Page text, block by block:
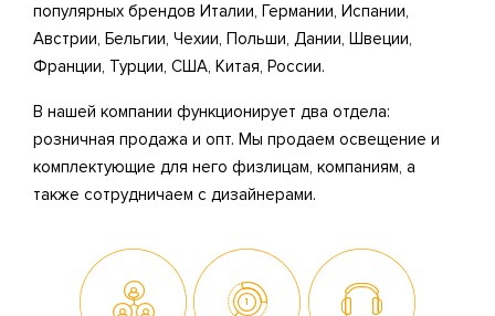
популярных брендов Италии, Германии, Испании,
Австрии, Бельгии, Чехии, Польши, Дании, Швеции,
Франции, Турции, США, Китая, России.
В нашей компании функционирует два отдела:
розничная продажа и опт. Мы продаем освещение и
комплектующие для него физлицам, компаниям, а
также сотрудничаем с дизайнерами.